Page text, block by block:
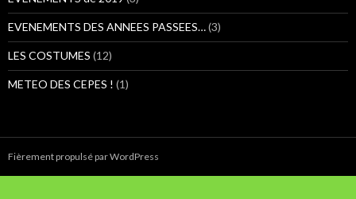
EVENEMENTS DES ANNEES PASSEES…(3)
LES COSTUMES (12)
METEO DES CEPES ! (1)
Fièrement propulsé par WordPress